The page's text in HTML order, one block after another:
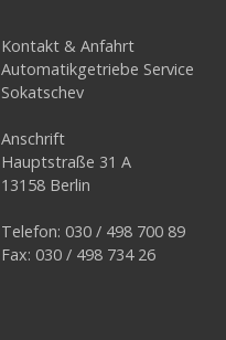
Kontakt & Anfahrt
Automatikgetriebe Service
Sokatschev
Anschrift
Hauptstraße 31 A
13158 Berlin
Telefon: 030 / 498 700 89
Fax: 030 / 498 734 26